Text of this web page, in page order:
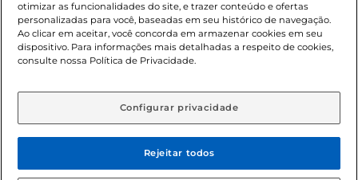
sofrer alterações sem prévia notificação. Proibida a venda
de bebidas alcoólicas para menores de 18 anos, conforme
Lei n.º 8069/90, art. 81, inciso II (Estatuto da Criança e do
Adolescente). Preços e condições exclusivos para o
aviso prévio. O valor mínimo para as compras on-line é de
otimizar as funcionalidades do site, e trazer conteúdo e ofertas
personalizadas para você, baseadas em seu histórico de navegação.
Ao clicar em aceitar, você concorda em armazenar cookies em seu
dispositivo. Para informações mais detalhadas a respeito de cookies,
consulte nossa Política de Privacidade.
Configurar privacidade
Rejeitar todos